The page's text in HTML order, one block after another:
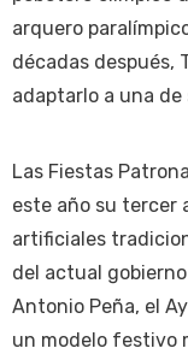
arquero
décadas después,
adaptarlo a una
Las Fiestas
este año su tercer
artificiales
del actual
Antonio Peña, el
un modelo festivo